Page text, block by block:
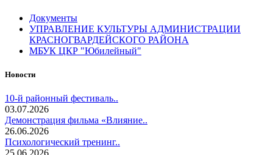
Документы
УПРАВЛЕНИЕ КУЛЬТУРЫ АДМИНИСТРАЦИИ
КРАСНОГВАРДЕЙСКОГО РАЙОНА
МБУК ЦКР "Юбилейный"
Новости
10-й районный фестиваль..
03.07.2026
Демонстрация фильма «Влияние..
26.06.2026
Психологический тренинг..
25.06.2026